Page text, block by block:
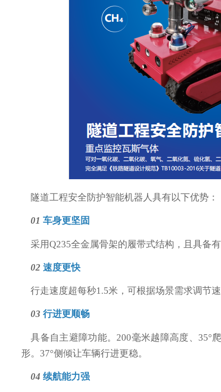
隧道工程安全防护智能机器人具有以下优势：
01车身更坚固
采用Q235全金属骨架的履带式结构，且具备
02速度更快
行走速度超每秒1.5米，可根据场景需求调节
03行进更顺畅
具备自主避障功能。200毫米越障高度、35°
形。37°侧倾让车辆行进更稳。
04续航能力强